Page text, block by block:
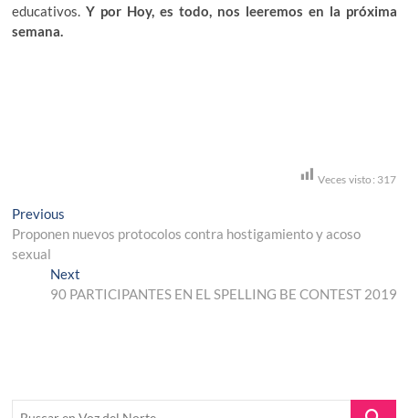
educativos.Y por Hoy, es todo, nos leeremos en la próxima
semana.
Veces visto: 317
Navegación
de
entradas
Previous
post:
Proponen nuevos protocolos contra hostigamiento y acoso
sexual
NextNext
post:
90 PARTICIPANTES EN EL SPELLING BE CONTEST 2019
Buscar